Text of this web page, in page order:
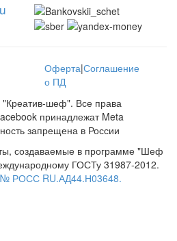
Оферта|Соглашение
о ПД
шеф". Все права
принадлежат Meta
запрещена в России
создаваемые в программе "Шеф
ГОСТу 31987-2012.
№ РОСС RU.АД44.Н03648.